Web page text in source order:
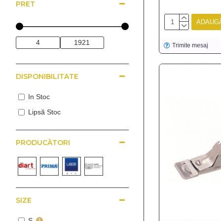
PRET
PRODUCĂTORI
SIZE
DISPONIBILITATE
In Stoc
Lipsă Stoc
Trimite mesaj